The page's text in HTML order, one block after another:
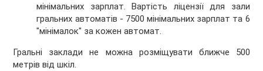
мінімальних зарплат. Вартість ліцензії для зали
гральних автоматів - 7500 мінімальних зарплат та 6
"мінімалок" за кожен автомат.
Гральні заклади не можна розміщувати ближче 500
метрів від шкіл.